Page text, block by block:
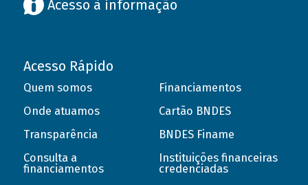
Acesso à informação
Acesso Rápido
Quem somos
Onde atuamos
Transparência
Consulta a
financiamentos
Financiamentos
Cartão BNDES
BNDES Finame
Instituições financeiras
credenciadas